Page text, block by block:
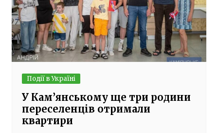
Події в Україні
У Кам’янському ще три родини
переселенців отримали
квартири